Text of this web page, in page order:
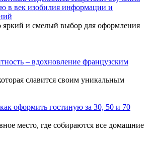
в век изобилия информации и
яркий и смелый выбор для оформления
– вдохновление французским
славится своим уникальным
оформить гостиную за 30, 50 и 70
место, где собираются все домашние